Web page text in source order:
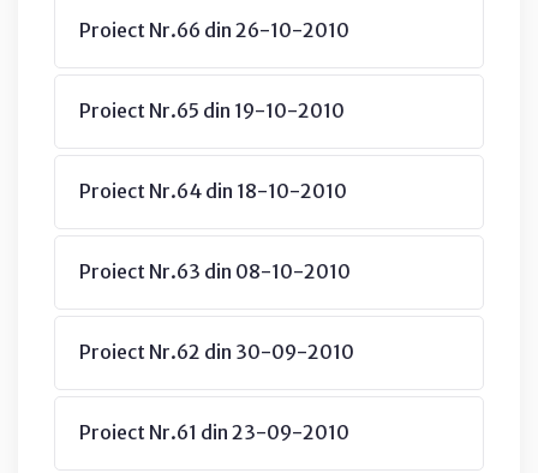
Proiect Nr.66 din 26-10-2010
Proiect Nr.65 din 19-10-2010
Proiect Nr.64 din 18-10-2010
Proiect Nr.63 din 08-10-2010
Proiect Nr.62 din 30-09-2010
Proiect Nr.61 din 23-09-2010